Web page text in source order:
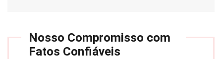
Nosso Compromisso com
Fatos Confiáveis